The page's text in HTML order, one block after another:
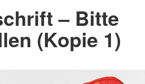
– Bitte
(Kopie 1)